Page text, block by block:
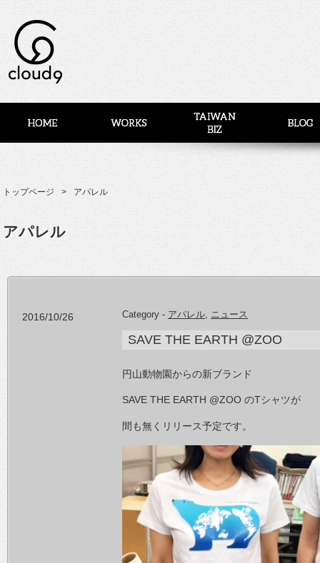
トップページ アパレル
アパレル
2016/10/26 Category - アパレル, ニュース
SAVE THE EARTH @ZOO
円山動物園からの新ブランド
SAVE THE EARTH @ZOO のTシャツが
間も無くリリース予定です。